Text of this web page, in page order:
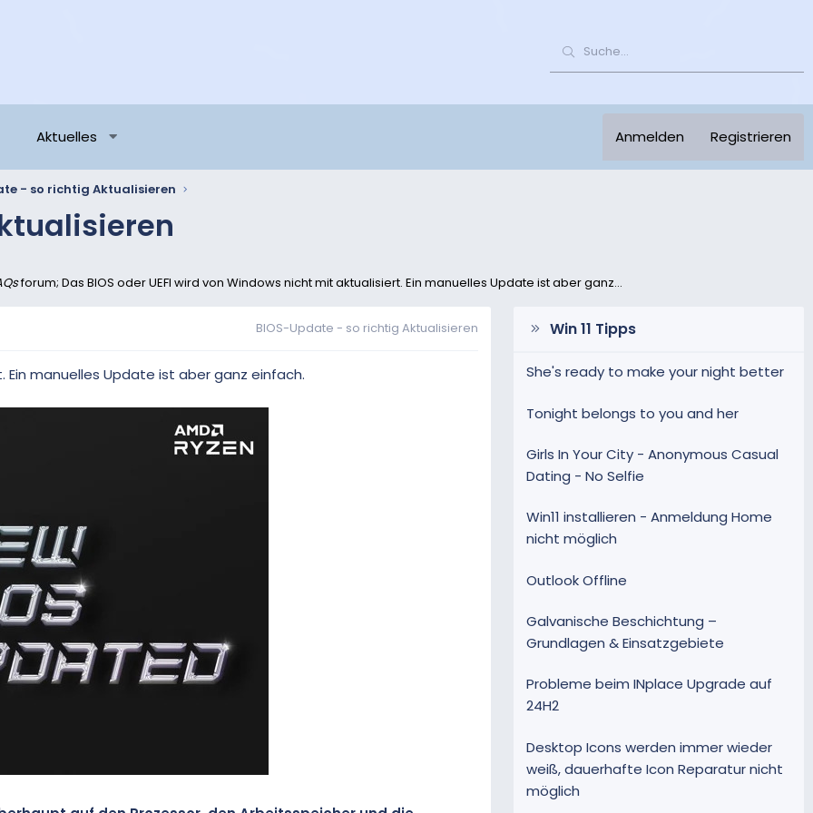
Aktuelles Anmelden Registrieren
- so richtig Aktualisieren
forum; Das BIOS oder UEFI wird von Windows nicht mit aktualisiert. Ein manuelles Update ist aber ganz...
BIOS-Update - so richtig Aktualisieren
manuelles Update ist aber ganz einfach.
Win 11 Tipps
She's ready to make your night better
Tonight belongs to you and her
Girls In Your City - Anonymous Casual
Dating - No Selfie
Win11 installieren - Anmeldung Home
nicht möglich
Outlook Offline
Galvanische Beschichtung –
Grundlagen & Einsatzgebiete
Probleme beim INplace Upgrade auf
24H2
Desktop Icons werden immer wieder
weiß, dauerhafte Icon Reparatur nicht
möglich